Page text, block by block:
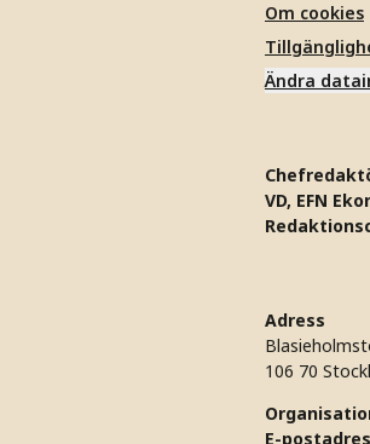
Om cookies
Ändra
VD, EFN
Adress
106 70
E-